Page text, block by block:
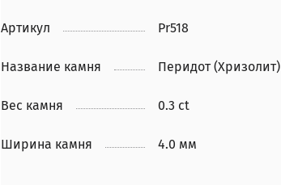
Артикул Pr518
Название камня Перидот (Хризолит)
Вес камня 0.3 ct
Ширина камня 4.0 мм